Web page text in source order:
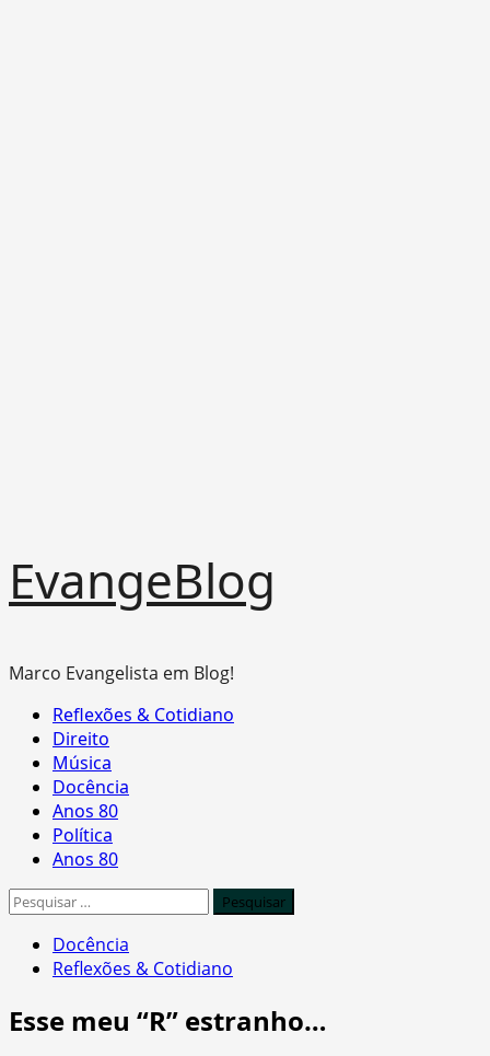
to
content
EvangeBlog
Marco Evangelista em Blog!
Primary
Menu
Reflexões & Cotidiano
Direito
Música
Docência
Anos 80
Política
Anos 80
Pesquisar
Docência
Reflexões & Cotidiano
Esse meu “R” estranho…